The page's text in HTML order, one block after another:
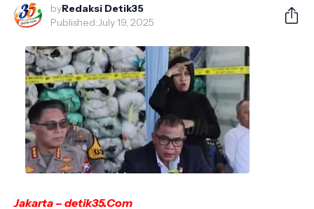
byRedaksi Detik35
Published:July 19, 2025
Jakarta – detik35.Com